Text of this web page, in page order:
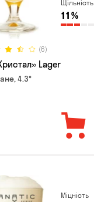
Щільність
11 %
(6)
Lager
4.3°
Міцність